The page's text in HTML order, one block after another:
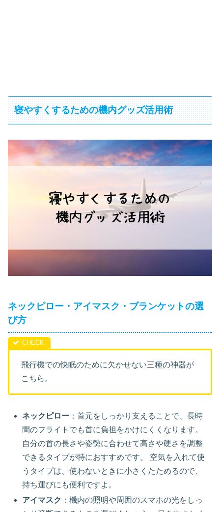
寝やすくするための機内グッズ活用術
ネックピロー・アイマスク・ブランケットの選
び方
飛行機での快眠のために欠かせない三種の神器が
こちら。
ネックピロー ：首元をしっかり支えることで、長時
間のフライトでも首に負担をかけにくくなります。
自分の首の長さや姿勢に合わせて高さや硬さを調整
できるタイプが特におすすめです。 空気を入れて使
うタイプは、使わないときに小さくたためるので、
持ち運びにも便利ですよ。
アイマスク ：機内の照明や周囲のスマホの光をしっ